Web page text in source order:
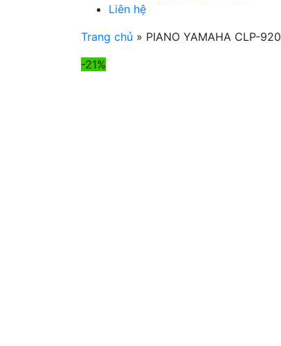
Liên hệ
Trang chủ » PIANO YAMAHA CLP-920
-21%